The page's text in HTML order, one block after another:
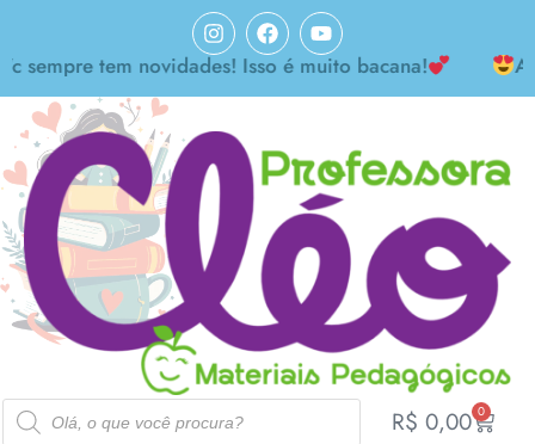
tem novidades! Isso é muito bacana! Achei
R$ 0,00 0